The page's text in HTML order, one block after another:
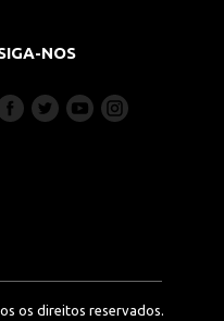
NOS
os direitos reservados.